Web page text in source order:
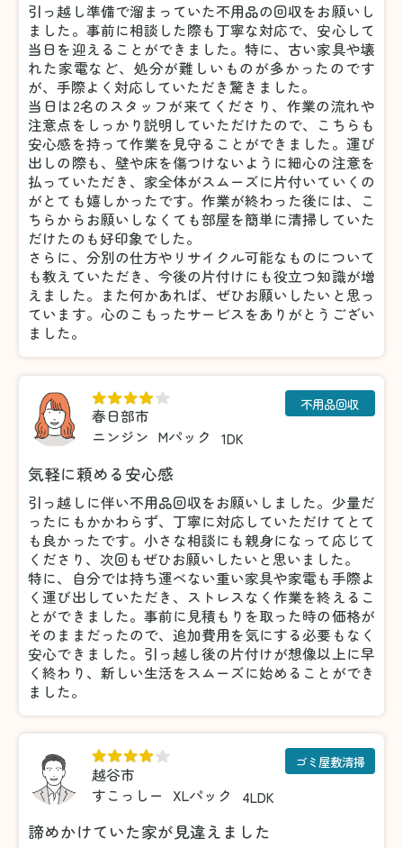
引っ越し準備で溜まっていた不用品の回収をお願いし
ました。事前に相談した際も丁寧な対応で、安心して
当日を迎えることができました。特に、古い家具や壊
れた家電など、処分が難しいものが多かったのです
が、手際よく対応していただき驚きました。
当日は2名のスタッフが来てくださり、作業の流れや
注意点をしっかり説明していただけたので、こちらも
安心感を持って作業を見守ることができました。運び
出しの際も、壁や床を傷つけないように細心の注意を
払っていただき、家全体がスムーズに片付いていくの
がとても嬉しかったです。作業が終わった後には、こ
ちらからお願いしなくても部屋を簡単に清掃していた
だけたのも好印象でした。
さらに、分別の仕方やリサイクル可能なものについて
も教えていただき、今後の片付けにも役立つ知識が増
えました。また何かあれば、ぜひお願いしたいと思っ
ています。心のこもったサービスをありがとうござい
ました。
春日部市
ニンジン Mパック 1DK
不用品回収
気軽に頼める安心感
引っ越しに伴い不用品回収をお願いしました。少量だ
ったにもかかわらず、丁寧に対応していただけてとて
も良かったです。小さな相談にも親身になって応じて
くださり、次回もぜひお願いしたいと思いました。
特に、自分では持ち運べない重い家具や家電も手際よ
く運び出していただき、ストレスなく作業を終えるこ
とができました。事前に見積もりを取った時の価格が
そのままだったので、追加費用を気にする必要もなく
安心できました。引っ越し後の片付けが想像以上に早
く終わり、新しい生活をスムーズに始めることができ
ました。
越谷市
すこっしー
XLパック 4LDK
ゴミ屋敷清掃
諦めかけていた家が見違えました